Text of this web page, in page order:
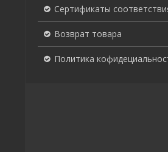
Сертификаты
Возврат товара
Политика